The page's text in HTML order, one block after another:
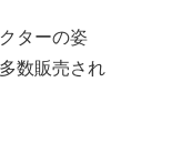
ターの姿
数販売され